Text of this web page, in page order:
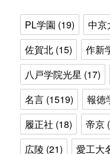
PL学園 (19) 中京
佐賀北 (15) 作新
八戸学院光星 (17)
名言 (1519) 報徳
履正社 (18) 帝京
広陵 (21) 愛工大